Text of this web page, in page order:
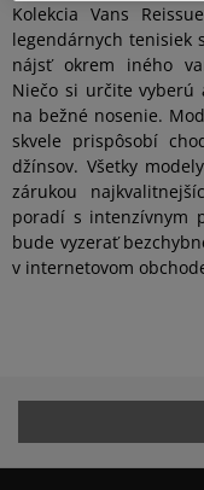
Kolekcia Vans
legendárnych tenisiek
nájsť okrem iného
Niečo si určite vyberú
na bežné nosenie.
skvele prispôsobí
džínsov. Všetky
zárukou
poradí s intenzívnym
bude vyzerať
v internetovom